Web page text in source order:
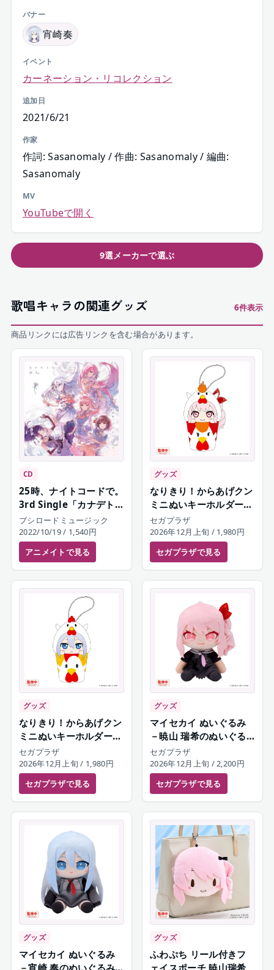
バナー
宵崎奏
イベント
カーネーション・リコレクション
追加日
2021/6/21
作家
作詞: Sasanomaly / 作曲: Sasanomaly / 編曲:
Sasanomaly
MV
YouTubeで開く
9選メーカーで選ぶ
歌唱キャラの関連グッズ 6件表示
商品リンクには広告リンクを含む場合があります。
CD
25時、ナイトコードで。
3rd Single「カナデトモ
スソラ/再生」
ブシロードミュージック
2022/10/19/ 1,540円
アニメイトで見る
グッズ
なりきり！からあげクン
ミニぬいキーホルダー
暁山瑞希
セガプラザ
2026年12月上旬 / 1,980円
セガプラザで見る
グッズ
なりきり！からあげクン
ミニぬいキーホルダー
宵崎奏
セガプラザ
2026年12月上旬 / 1,980円
セガプラザで見る
グッズ
マイセカイ ぬいぐるみ
－暁山 瑞希のぬいぐる
み－（S）
セガプラザ
2026年12月上旬 / 2,200円
セガプラザで見る
グッズ
マイセカイ ぬいぐるみ
グッズ
ふわぷち リール付きフ